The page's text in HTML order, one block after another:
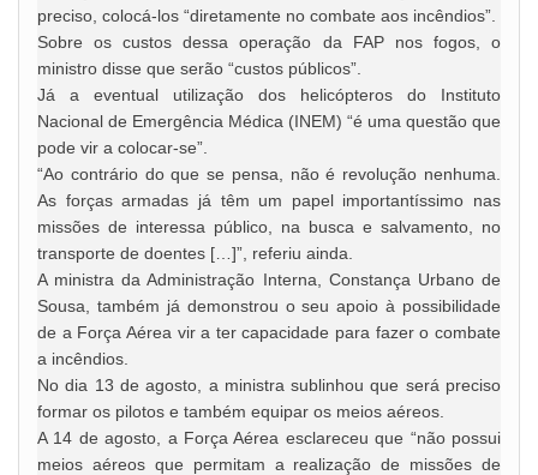
preciso, colocá-los “diretamente no combate aos incêndios”.
Sobre os custos dessa operação da FAP nos fogos, o
ministro disse que serão “custos públicos”.
Já a eventual utilização dos helicópteros do Instituto
Nacional de Emergência Médica (INEM) “é uma questão que
pode vir a colocar-se”.
“Ao contrário do que se pensa, não é revolução nenhuma.
As forças armadas já têm um papel importantíssimo nas
missões de interessa público, na busca e salvamento, no
transporte de doentes […]”, referiu ainda.
A ministra da Administração Interna, Constança Urbano de
Sousa, também já demonstrou o seu apoio à possibilidade
de a Força Aérea vir a ter capacidade para fazer o combate
a incêndios.
No dia 13 de agosto, a ministra sublinhou que será preciso
formar os pilotos e também equipar os meios aéreos.
A 14 de agosto, a Força Aérea esclareceu que “não possui
meios aéreos que permitam a realização de missões de